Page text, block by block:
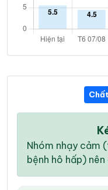
Nhóm nhạy cảm
bệnh hô hấp)